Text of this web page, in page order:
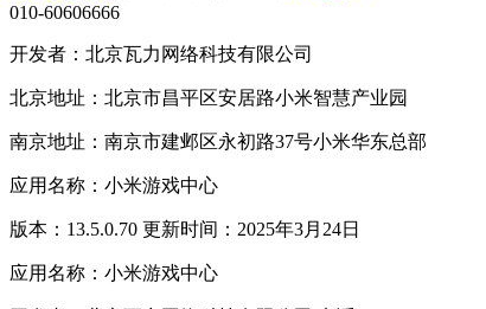
010-60606666
开发者：北京瓦力网络科技有限公司
北京地址：北京市昌平区安居路小米智慧产业园
南京地址：南京市建邺区永初路37号小米华东总部
应用名称：小米游戏中心
版本：13.5.0.70 更新时间：2025年3月24日
应用名称：小米游戏中心